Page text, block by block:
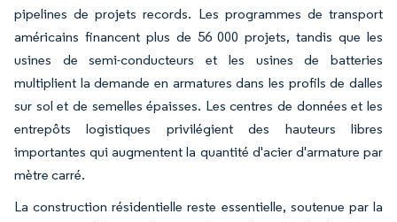
pipelines de projets records. Les programmes de transport
américains financent plus de 56 000 projets, tandis que les
usines de semi-conducteurs et les usines de batteries
multiplient la demande en armatures dans les profils de dalles
sur sol et de semelles épaisses. Les centres de données et les
entrepôts logistiques privilégient des hauteurs libres
importantes qui augmentent la quantité d'acier d'armature par
mètre carré.
La construction résidentielle reste essentielle, soutenue par la